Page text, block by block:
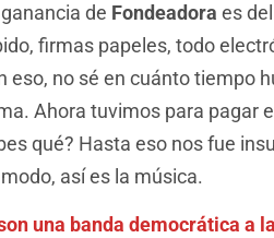
de Fondeadora es
firmas papeles, todo
eso, no sé en cuánto tiempo
Ahora tuvimos para pagar
qué? Hasta eso nos fue
así es la música.
una banda democrática a